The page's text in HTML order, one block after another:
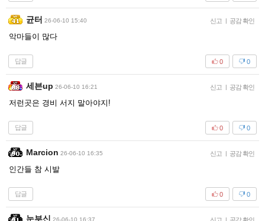
균터 26-06-10 15:40 신고 | 공감 확인
악마들이 많다
답글 0
0
세븐up 26-06-10 16:21 신고 | 공감 확인
저런곳은 경비 서지 말아야지!
답글 0
0
Marcion 26-06-10 16:35 신고 | 공감 확인
인간들 참 시발
답글 0
0
눈부신 26-06-10 16:37 |